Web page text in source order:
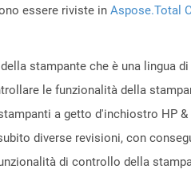
essere riviste in Aspose.Total
stampante che è una lingua
le funzionalità della
a getto d'inchiostro HP
diverse revisioni, con
di controllo della